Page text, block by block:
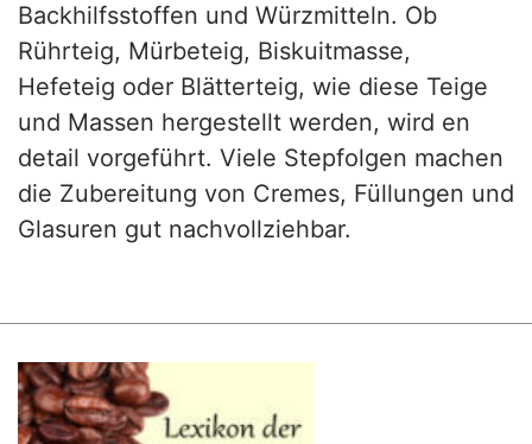
Backhilfsstoffen und Würzmitteln. Ob
Rührteig, Mürbeteig, Biskuitmasse,
Hefeteig oder Blätterteig, wie diese Teige
und Massen hergestellt werden, wird en
detail vorgeführt. Viele Stepfolgen machen
die Zubereitung von Cremes, Füllungen und
Glasuren gut nachvollziehbar.